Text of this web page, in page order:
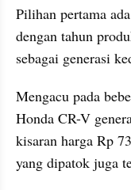
Pilihan pertama
dengan tahun
sebagai generasi
Mengacu pada
Honda CR-V
kisaran harga Rp
yang dipatok juga